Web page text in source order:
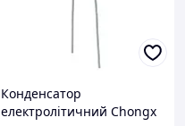
Конденсатор
електролітичний Chongx